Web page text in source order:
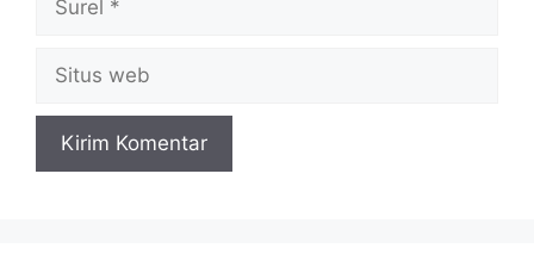
Situs
web